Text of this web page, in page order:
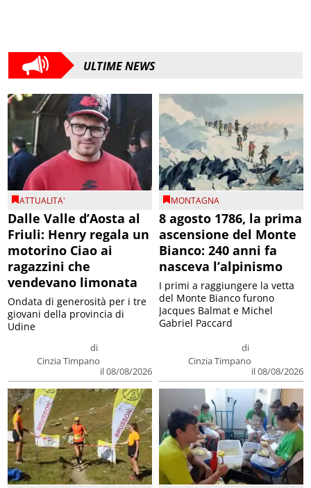
ULTIME NEWS
ATTUALITA'
Dalle Valle d’Aosta al
Friuli: Henry regala un
motorino Ciao ai
ragazzini che
vendevano limonata
di
Cinzia Timpano
il 08/08/2026
Ondata di generosità per i tre
giovani della provincia di
Udine
MONTAGNA
8 agosto 1786, la prima
ascensione del Monte
Bianco: 240 anni fa
nasceva l’alpinismo
di
Cinzia Timpano
il 08/08/2026
I primi a raggiungere la vetta
del Monte Bianco furono
Jacques Balmat e Michel
Gabriel Paccard